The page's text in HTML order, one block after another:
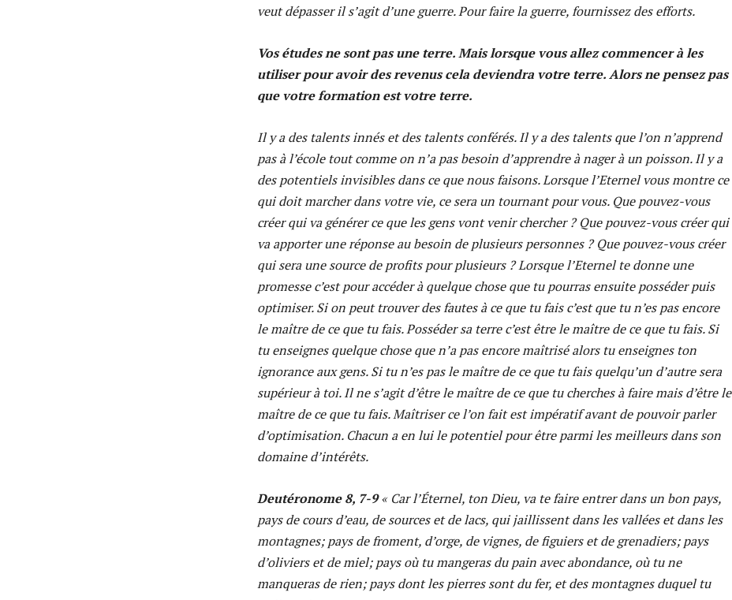
veut dépasser il s’agit d’une guerre. Pour faire la guerre, fournissez des efforts.
Vos études ne sont pas une terre. Mais lorsque vous allez commencer à les
utiliser pour avoir des revenus cela deviendra votre terre. Alors ne pensez pas
que votre formation est votre terre.
Il y a des talents innés et des talents conférés. Il y a des talents que l’on n’apprend
pas à l’école tout comme on n’a pas besoin d’apprendre à nager à un poisson. Il y a
des potentiels invisibles dans ce que nous faisons. Lorsque l’Eternel vous montre ce
qui doit marcher dans votre vie, ce sera un tournant pour vous. Que pouvez-vous
créer qui va générer ce que les gens vont venir chercher ? Que pouvez-vous créer qui
va apporter une réponse au besoin de plusieurs personnes ? Que pouvez-vous créer
qui sera une source de profits pour plusieurs ? Lorsque l’Eternel te donne une
promesse c’est pour accéder à quelque chose que tu pourras ensuite posséder puis
optimiser. Si on peut trouver des fautes à ce que tu fais c’est que tu n’es pas encore
le maître de ce que tu fais. Posséder sa terre c’est être le maître de ce que tu fais. Si
tu enseignes quelque chose que n’a pas encore maîtrisé alors tu enseignes ton
ignorance aux gens. Si tu n’es pas le maître de ce que tu fais quelqu’un d’autre sera
supérieur à toi. Il ne s’agit d’être le maître de ce que tu cherches à faire mais d’être le
maître de ce que tu fais. Maîtriser ce l’on fait est impératif avant de pouvoir parler
d’optimisation. Chacun a en lui le potentiel pour être parmi les meilleurs dans son
domaine d’intérêts.
Deutéronome 8, 7-9« Car l’Éternel, ton Dieu, va te faire entrer dans un bon pays,
pays de cours d’eau, de sources et de lacs, qui jaillissent dans les vallées et dans les
montagnes; pays de froment, d’orge, de vignes, de figuiers et de grenadiers; pays
d’oliviers et de miel; pays où tu mangeras du pain avec abondance, où tu ne
manqueras de rien; pays dont les pierres sont du fer, et des montagnes duquel tu